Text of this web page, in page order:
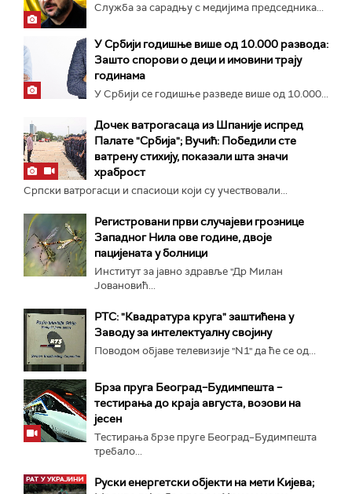
Служба за сарадњу с медијима председника...
У Србији годишње више од 10.000 развода:
Зашто спорови о деци и имовини трају
годинама
У Србији се годишње разведе више од 10.000...
Дочек ватрогасаца из Шпаније испред
Палате "Србија"; Вучић: Победили сте
ватрену стихију, показали шта значи
храброст
Српски ватрогасци и спасиоци који су учествовали...
Регистровани први случајеви грознице
Западног Нила ове године, двоје
пацијената у болници
Институт за јавно здравље "Др Милан
Јовановић...
РТС: "Квадратура круга" заштићена у
Заводу за интелектуалну својину
Поводом објаве телевизије "N1" да ће се од...
Брза пруга Београд–Будимпешта –
тестирања до краја августа, возови на
јесен
Тестирања брзе пруге Београд–Будимпешта
требало...
Руски енергетски објекти на мети Кијева;